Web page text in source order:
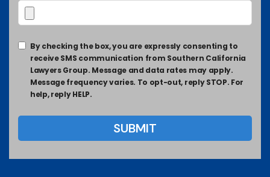
By checking the box, you are expressly consenting to
receive SMS communication from Southern California
Lawyers Group. Message and data rates may apply.
Message frequency varies. To opt-out, reply STOP. For
help, reply HELP.